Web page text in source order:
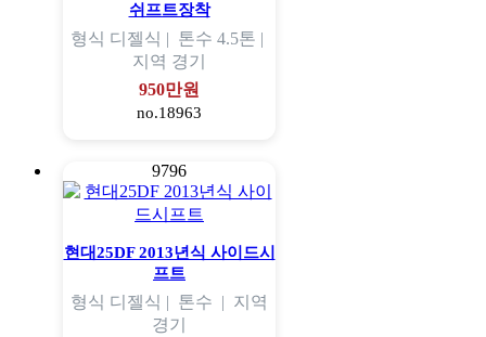
쉬프트장착
형식 디젤식 | 톤수 4.5톤 |
지역 경기
950만원
no.18963
9796
현대25DF 2013년식 사이드시
프트
형식 디젤식 | 톤수 | 지역
경기